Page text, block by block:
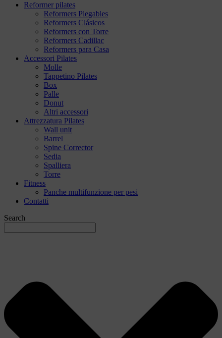
Reformer pilates
Reformers Plegables
Reformers Clásicos
Reformers con Torre
Reformers Cadillac
Reformers para Casa
Accessori Pilates
Molle
Tappetino Pilates
Box
Palle
Donut
Altri accessori
Attrezzatura Pilates
Wall unit
Barrel
Spine Corrector
Sedia
Spalliera
Torre
Fitness
Panche multifunzione per pesi
Contatti
Search